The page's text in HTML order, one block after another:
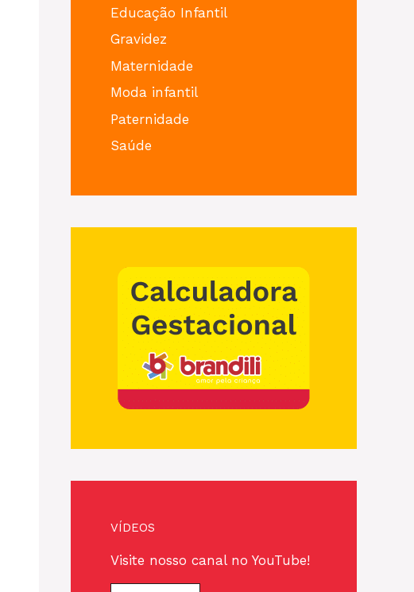
Educação Infantil
Gravidez
Maternidade
Moda infantil
Paternidade
Saúde
VÍDEOS
Visite nosso canal no YouTube!